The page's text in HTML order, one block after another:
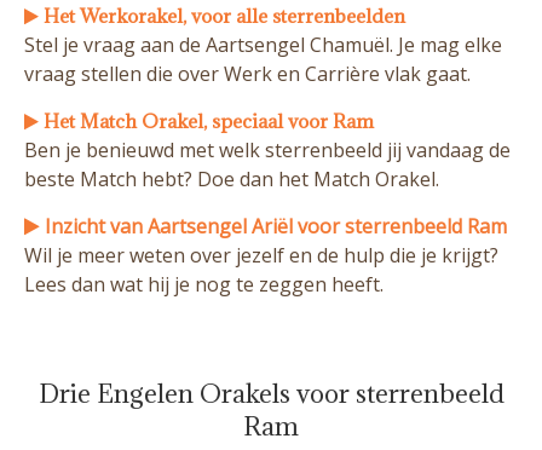
Het Werkorakel, voor alle sterrenbeelden
Stel je vraag aan de Aartsengel Chamuël. Je mag elke
vraag stellen die over Werk en Carrière vlak gaat.
Het Match Orakel, speciaal voor Ram
Ben je benieuwd met welk sterrenbeeld jij vandaag de
beste Match hebt? Doe dan het Match Orakel.
Inzicht van Aartsengel Ariël voor sterrenbeeld Ram
Wil je meer weten over jezelf en de hulp die je krijgt?
Lees dan wat hij je nog te zeggen heeft.
Drie Engelen Orakels voor sterrenbeeld
Ram